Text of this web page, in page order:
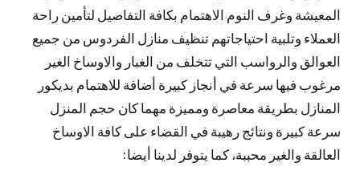
المعيشة وغرف النوم الاهتمام بكافة التفاصيل لتأمين راحة
العملاء وتلبية احتياجاتهم تنظيف منازل الفردوس من جميع
العوالق والرواسب التي تتخلف من الغبار والاوساخ الغير
مرغوب فيها سرعة في أنجاز كبيرة أضافة للاهتمام بديكور
المنازل بطريقة معاصرة ومميزة مهما كان حجم المنزل
سرعة كبيرة ونتائج رهيبة في القضاء على كافة الاوساخ
العالقة والغير محببة، كما يتوفر لدينا أيضا: